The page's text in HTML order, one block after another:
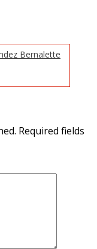
Bernalette
Required fields